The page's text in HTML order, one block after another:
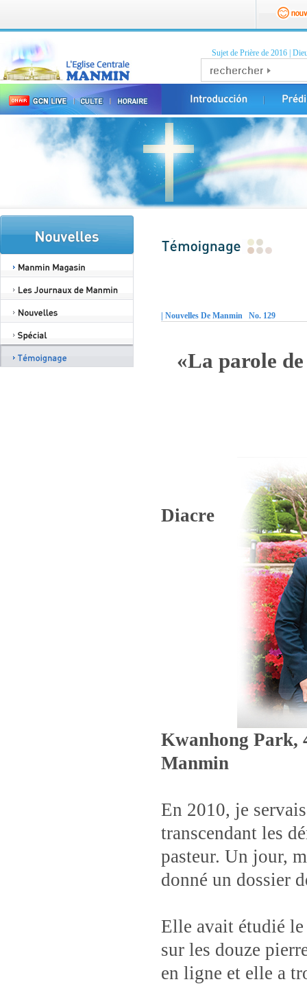
Sujet de Prière de 2016
| Nouvelles De Manmin No. 129
«La parole
Diacre
Kwanhong Park,
Manmin
En 2010, je
transcendant les
pasteur. Un jour,
donné un dossier
Elle avait étudié
sur les douze
en ligne et elle a